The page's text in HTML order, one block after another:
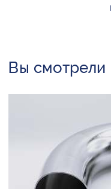
Вы смотрели